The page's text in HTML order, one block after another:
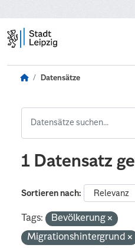
Datensätze
1 Datensatz
Sortieren nach
Tags:
Bevölkerung
Migrationshintergrund